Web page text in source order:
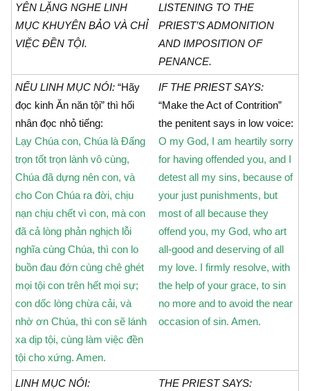
YÊN LẶNG NGHE LINH
MỤC KHUYÊN BẢO VÀ CHỈ
VIỆC ÐỀN TỘI.
LISTENING TO THE
PRIEST’S ADMONITION
AND IMPOSITION OF
PENANCE.
NẾU LINH MỤC NÓI: “Hãy
đọc kinh Ăn năn tội” thì hối
nhân đọc nhỏ tiếng:
Lạy Chúa con, Chúa là Ðấng
trọn tốt trọn lành vô cùng,
Chúa đã dựng nên con, và
cho Con Chúa ra đời, chịu
nạn chịu chết vì con, mà con
đã cả lòng phản nghịch lỗi
nghĩa cùng Chúa, thì con lo
buồn đau đớn cùng chê ghét
mọi tội con trên hết mọi sự;
con dốc lòng chừa cải, và
nhờ ơn Chúa, thì con sẽ lánh
xa dịp tội, cùng làm việc đền
tội cho xứng. Amen.
IF THE PRIEST SAYS:
“Make the Act of Contrition”
the penitent says in low voice:
O my God, I am heartily sorry
for having offended you, and I
detest all my sins, because of
your just punishments, but
most of all because they
offend you, my God, who art
all-good and deserving of all
my love. I firmly resolve, with
the help of your grace, to sin
no more and to avoid the near
occasion of sin. Amen.
LINH MỤC NÓI:
THE PRIEST SAYS: